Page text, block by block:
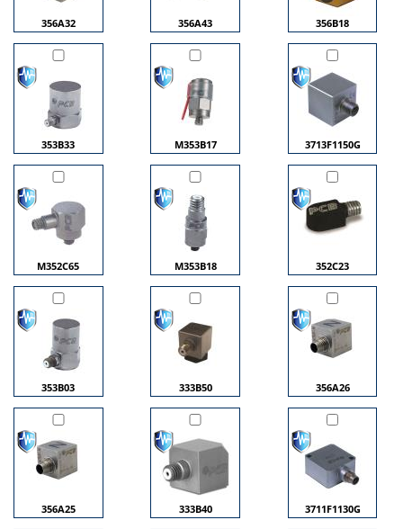
356A32 356A43 356B18
353B33 M353B17 3713F1150G
M352C65 M353B18 352C23
353B03 333B50 356A26
356A25 333B40 3711F1130G